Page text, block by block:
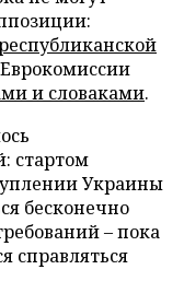
Еврокомиссии
и словаками.
стартом
Украины
бесконечно
– пока
справляться